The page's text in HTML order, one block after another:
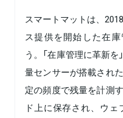
スマートマットは、
ス提供を開始した在
う。「在庫管理に革新
量センサーが搭載され
定の頻度で残量を計測
ド上に保存され、ウ